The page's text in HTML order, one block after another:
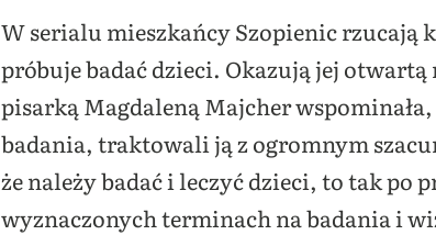
W serialu mieszkańcy Szopienic
próbuje badać dzieci. Okazują jej
pisarką Magdaleną Majcher
badania, traktowali ją z ogromnym
że należy badać i leczyć dzieci, to tak po
wyznaczonych terminach na badania i